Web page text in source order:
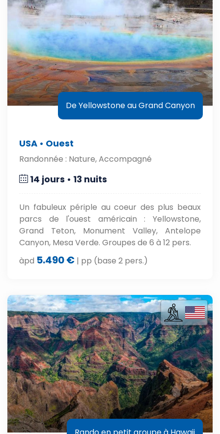
De Yellowstone au Grand Canyon
USA • Ouest
Randonnée : Nature, Accompagné
14 jours • 13 nuits
Un fabuleux périple au coeur des plus beaux
parcs de l'ouest américain : Yellowstone,
Grand Teton, Monument Valley, Antelope
Canyon, Mesa Verde. Groupes de 6 à 12 pers.
àpd 5.490 € | pp (base 2 pers.)